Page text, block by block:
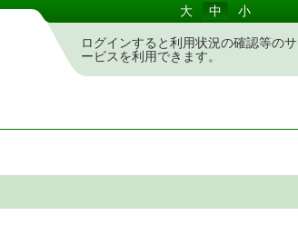
大 中 小
ログインすると利用状況の確認等のサ
ービスを利用できます。